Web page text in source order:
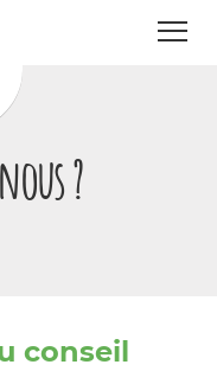
?
conseil